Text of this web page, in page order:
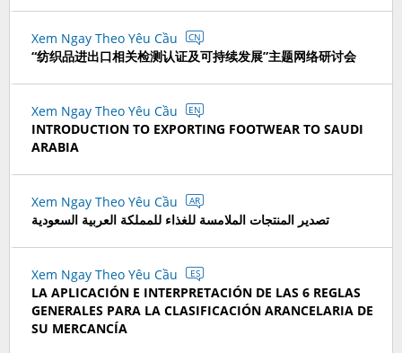
Xem Ngay Theo Yêu Cầu CN
“纺织品进出口相关检测认证及可持续发展”主题网络研讨会
Xem Ngay Theo Yêu Cầu EN
INTRODUCTION TO EXPORTING FOOTWEAR TO SAUDI
ARABIA
Xem Ngay Theo Yêu Cầu AR
تصدير المنتجات الملامسة للغذاء للمملكة العربية السعودية
Xem Ngay Theo Yêu Cầu ES
LA APLICACIÓN E INTERPRETACIÓN DE LAS 6 REGLAS
GENERALES PARA LA CLASIFICACIÓN ARANCELARIA DE
SU MERCANCÍA